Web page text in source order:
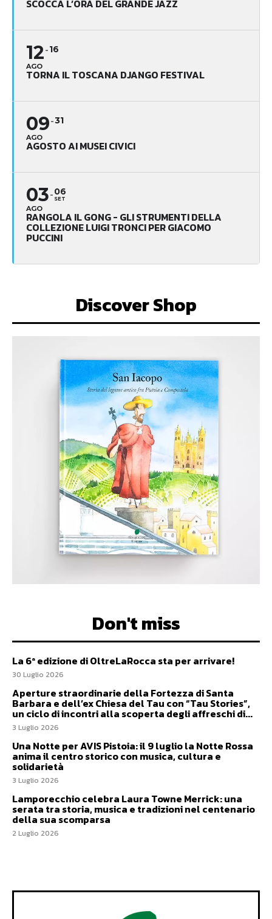
SCOCCA L’ORA DEL GRANDE JAZZ
12
AGO
16
TORNA IL TOSCANA DJANGO FESTIVAL
09
AGO
31
AGOSTO AI MUSEI CIVICI
03
AGO
06
SET
RANGOLA IL GONG - GLI STRUMENTI DELLA
COLLEZIONE LUIGI TRONCI PER GIACOMO
PUCCINI
Discover Shop
Don't miss
La 6ª edizione di OltreLaRocca sta per arrivare!
30 Luglio 2026
Aperture straordinarie della Fortezza di Santa
Barbara e dell’ex Chiesa del Tau con “Tau Stories”,
un ciclo di incontri alla scoperta degli affreschi di...
3 Luglio 2026
Una Notte per AVIS Pistoia: il 9 luglio la Notte Rossa
anima il centro storico con musica, cultura e
solidarietà
3 Luglio 2026
Lamporecchio celebra Laura Towne Merrick: una
serata tra storia, musica e tradizioni nel centenario
della sua scomparsa
2 Luglio 2026